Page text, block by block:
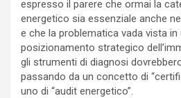
espresso il parere che ormai la
energetico sia essenziale anche
e che la problematica vada vista in
posizionamento strategico
gli strumenti di diagnosi
passando da un concetto di
uno di “audit energetico”.